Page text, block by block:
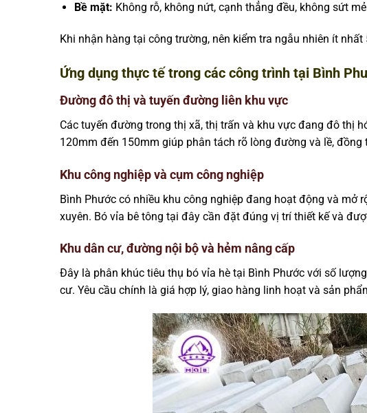
Bề mặt: Không rỗ, không nứt, cạnh thẳng đều, không sứt
Khi nhận hàng tại công trường, nên kiểm tra ngẫu nhiên ít
Ứng dụng thực tế trong các công trình tại Bình
Đường đô thị và tuyến đường liên khu vực
Các tuyến đường trong thị xã, thị trấn và khu vực đang đô thị
120mm đến 150mm giúp phân tách rõ lòng đường và lề,
Khu công nghiệp và cụm công nghiệp
Bình Phước có nhiều khu công nghiệp đang hoạt động và mở
xuyên. Bó vỉa bê tông tại đây cần đặt đúng vị trí thiết kế và
Khu dân cư, đường nội bộ và hẻm nâng cấp
Đây là phân khúc tiêu thụ bó vỉa hè tại Bình Phước với số
cư. Yêu cầu chính là giá hợp lý, giao hàng linh hoạt và sản